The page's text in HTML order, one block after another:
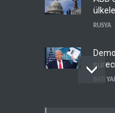
RUSYA
BATI